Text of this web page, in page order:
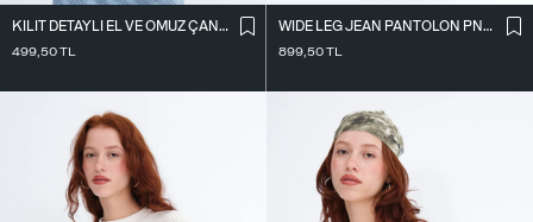
KILIT DETAYLI EL VE OMUZ ÇANTASI Ç41
499,50TL
WIDE LEG JEAN PANTOLON PN10030
899,50TL